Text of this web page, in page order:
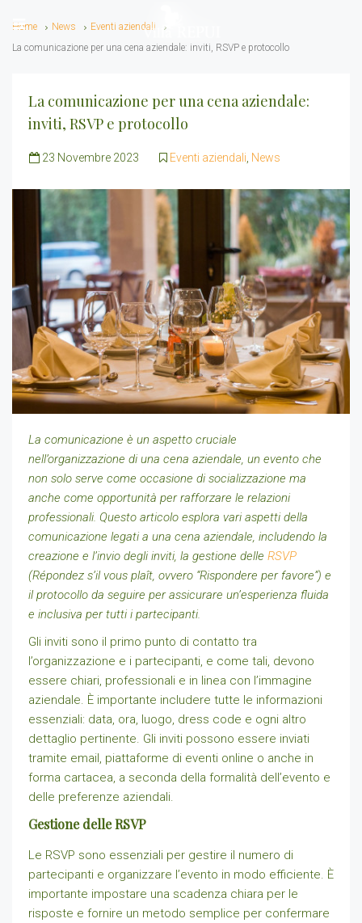
Home News
Eventi aziendali
La comunicazione per una cena aziendale: inviti, RSVP e protocollo
La comunicazione per una cena aziendale:
inviti, RSVP e protocollo
23 Novembre 2023 Eventi aziendali News
La comunicazione è un aspetto cruciale
nell’organizzazione di una cena aziendale, un evento che
non solo serve come occasione di socializzazione ma
anche come opportunità per rafforzare le relazioni
professionali. Questo articolo esplora vari aspetti della
comunicazione legati a una cena aziendale, includendo la
creazione e l’invio degli inviti, la gestione delle RSVP
(Répondez s’il vous plaît, ovvero “Rispondere per favore”) e
il protocollo da seguire per assicurare un’esperienza fluida
e inclusiva per tutti i partecipanti.
Gli inviti sono il primo punto di contatto tra
l’organizzazione e i partecipanti, e come tali, devono
essere chiari, professionali e in linea con l’immagine
aziendale. È importante includere tutte le informazioni
essenziali: data, ora, luogo, dress code e ogni altro
dettaglio pertinente. Gli inviti possono essere inviati
tramite email, piattaforme di eventi online o anche in
forma cartacea, a seconda della formalità dell’evento e
delle preferenze aziendali.
Gestione delle RSVP
Le RSVP sono essenziali per gestire il numero di
partecipanti e organizzare l’evento in modo efficiente. È
importante impostare una scadenza chiara per le
risposte e fornire un metodo semplice per confermare